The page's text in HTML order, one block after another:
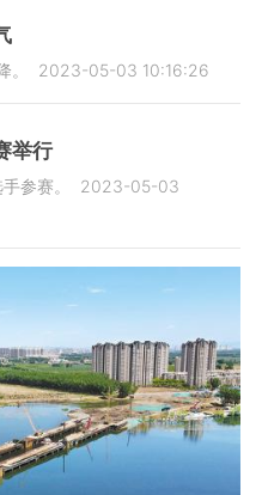
2023-05-03 10:16:26
举行
参赛。
2023-05-03